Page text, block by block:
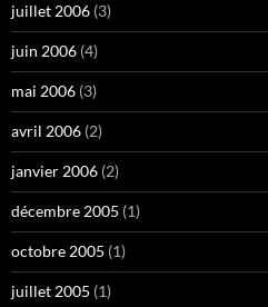
juillet 2006 (3)
juin 2006 (4)
mai 2006 (3)
avril 2006 (2)
janvier 2006 (2)
décembre 2005 (1)
octobre 2005 (1)
juillet 2005 (1)